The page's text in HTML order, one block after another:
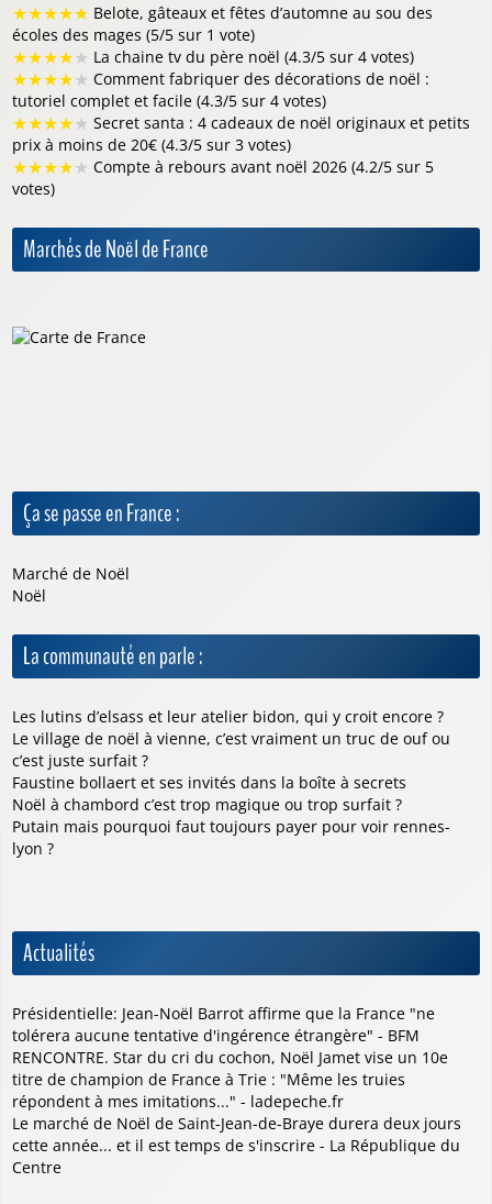
★★★★★ Belote, gâteaux et fêtes d’automne au sou des
écoles des mages (5/5 sur 1 vote)
★★★★★ La chaine tv du père noël (4.3/5 sur 4 votes)
★★★★★ Comment fabriquer des décorations de noël :
tutoriel complet et facile (4.3/5 sur 4 votes)
★★★★★ Secret santa : 4 cadeaux de noël originaux et petits
prix à moins de 20€ (4.3/5 sur 3 votes)
★★★★★ Compte à rebours avant noël 2026 (4.2/5 sur 5
votes)
Marchés de Noël de France
Ça se passe en France :
Marché de Noël
Noël
La communauté en parle :
Les lutins d’elsass et leur atelier bidon, qui y croit encore ?
Le village de noël à vienne, c’est vraiment un truc de ouf ou
c’est juste surfait ?
Faustine bollaert et ses invités dans la boîte à secrets
Noël à chambord c’est trop magique ou trop surfait ?
Putain mais pourquoi faut toujours payer pour voir rennes-
lyon ?
Actualités
Présidentielle: Jean-Noël Barrot affirme que la France "ne
tolérera aucune tentative d'ingérence étrangère" - BFM
RENCONTRE. Star du cri du cochon, Noël Jamet vise un 10e
titre de champion de France à Trie : "Même les truies
répondent à mes imitations..." - ladepeche.fr
Le marché de Noël de Saint-Jean-de-Braye durera deux jours
cette année... et il est temps de s'inscrire - La République du
Centre